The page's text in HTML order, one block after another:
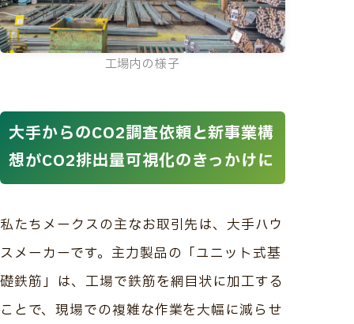
工場内の様子
大手からのCO2調査依頼と新事業構
想がCO2排出量可視化のきっかけに
私たちメークスの主なお取引先は、大手ハウ
スメーカーです。主力製品の「ユニット式基
礎鉄筋」は、工場で鉄筋を網目状に加工する
ことで、現場での複雑な作業を大幅に減らせ